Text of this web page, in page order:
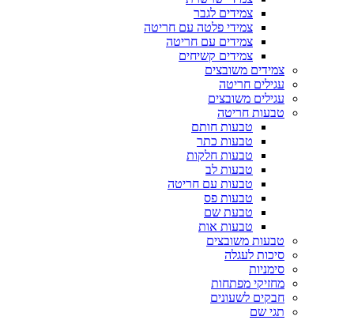
צמידים לגבר
צמידי פלטה עם חריטה
צמידים עם חריטה
צמידים קשיחים
צמידים משובצים
עגילים חריטה
עגילים משובצים
טבעות חריטה
טבעות חותם
טבעות כתר
טבעות חלקות
טבעות לב
טבעות עם חריטה
טבעות פס
טבעת שם
טבעות אות
טבעות משובצים
סיכות לעגלה
סימניות
מחזיקי מפתחות
חבקים לשעונים
תגי שם